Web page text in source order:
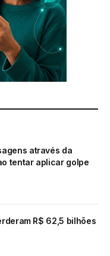
através da
tentar aplicar golpe
R$ 62,5 bilhões